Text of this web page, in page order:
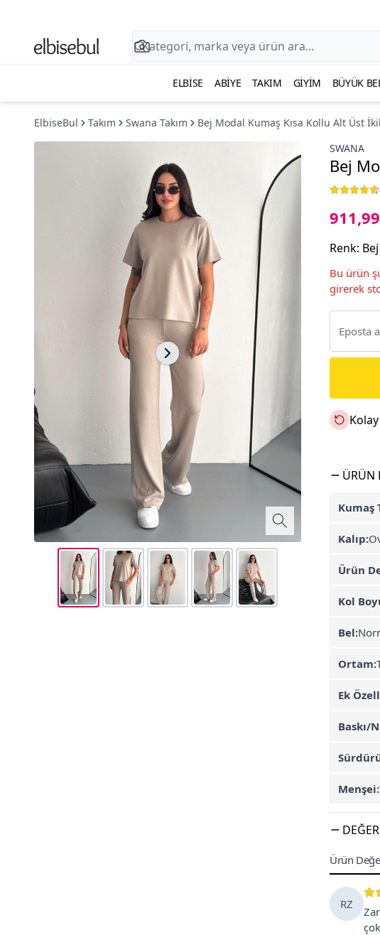
ELBISE ABIYE TAKIM GIYIM BÜYÜK
ElbiseBul Takım Swana Takım
Bej Modal Kumaş Kısa Kollu Alt Üst
SWANA
Bej
Renk: Bej
Bu ürün
girerek
ÜRÜN
Kumaş
Kalıp:
Ürün
Kol
Bel:
Ortam:
Ek
Baskı/
Menşei:
Ürün
RZ